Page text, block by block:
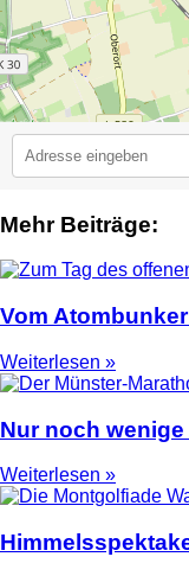
Mehr Beiträge:
Vom
Weiterlesen »
Nur noch
Weiterlesen »